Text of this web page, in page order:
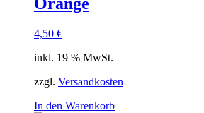
Orange
4,50 €
inkl. 19 % MwSt.
zzgl. Versandkosten
In den Warenkorb